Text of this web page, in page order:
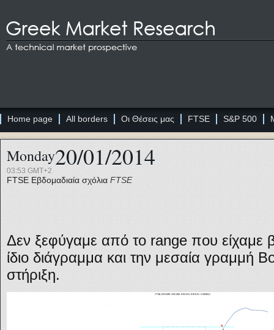
Home page All borders Οι Θέσεις μας FTSE S&P 500
Monday20/01/2014
03:53 GMT+2
FTSE Εβδομαδιαία σχόλια FTSE
Δεν ξεφύγαμε από το range που είχαμε
ίδιο διάγραμμα και την μεσαία γραμμή
στήριξη.